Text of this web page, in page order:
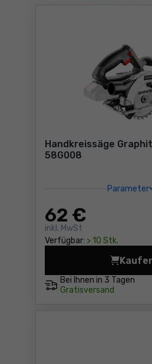
Handkreissäge
58G008
Parameter
62 €
inkl. MwSt
Verfügbar: > 10 Stk.
Bei Ihnen in 3 Tagen
Gratisversand